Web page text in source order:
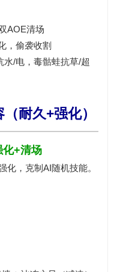
AOE清场
，偷袭收割
/电，毒骷蛙抗草/超
耐久+强化）
化+清场
化 ，克制AI随机技能。